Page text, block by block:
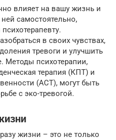
влияет на вашу жизнь и
самостоятельно,
в своих чувствах,
тревоги и улучшить
Методы психотерапии,
терапия (КПТ) и
(ACT), могут быть
с эко-тревогой.
жизни – это не только